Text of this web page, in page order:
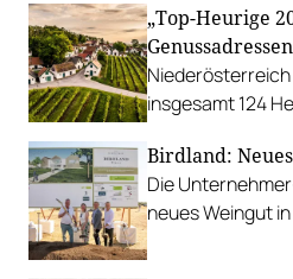
„Top-Heurige
Genussadressen
insgesamt 124
Birdland:
Die
neues Weingut